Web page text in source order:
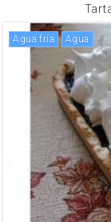
Agua fría agua